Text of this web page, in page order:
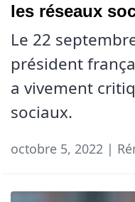
les réseaux
Le 22
président
a vivement
sociaux.
octobre 5, 2022 |